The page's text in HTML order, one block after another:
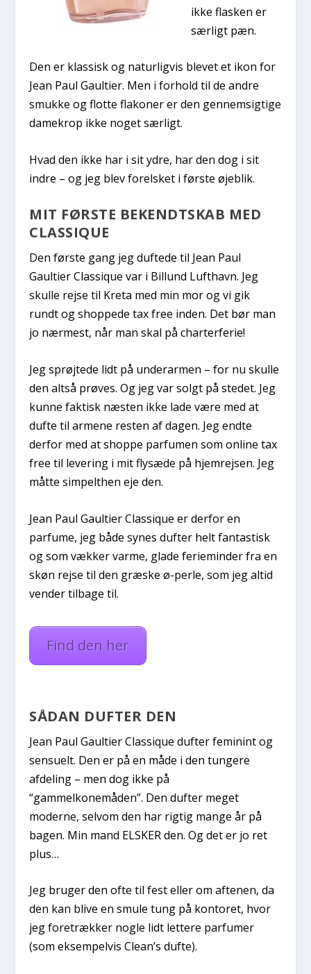
ikke flasken er
særligt pæn.
Den er klassisk og naturligvis blevet et ikon for
Jean Paul Gaultier. Men i forhold til de andre
smukke og flotte flakoner er den gennemsigtige
damekrop ikke noget særligt.
Hvad den ikke har i sit ydre, har den dog i sit
indre – og jeg blev forelsket i første øjeblik.
MIT FØRSTE BEKENDTSKAB MED
CLASSIQUE
Den første gang jeg duftede til Jean Paul
Gaultier Classique var i Billund Lufthavn. Jeg
skulle rejse til Kreta med min mor og vi gik
rundt og shoppede tax free inden. Det bør man
jo nærmest, når man skal på charterferie!
Jeg sprøjtede lidt på underarmen – for nu skulle
den altså prøves. Og jeg var solgt på stedet. Jeg
kunne faktisk næsten ikke lade være med at
dufte til armene resten af dagen. Jeg endte
derfor med at shoppe parfumen som online tax
free til levering i mit flysæde på hjemrejsen. Jeg
måtte simpelthen eje den.
Jean Paul Gaultier Classique er derfor en
parfume, jeg både synes dufter helt fantastisk
og som vækker varme, glade ferieminder fra en
skøn rejse til den græske ø-perle, som jeg altid
vender tilbage til.
Find den her
SÅDAN DUFTER DEN
Jean Paul Gaultier Classique dufter feminint og
sensuelt. Den er på en måde i den tungere
afdeling – men dog ikke på
“gammelkonemåden”. Den dufter meget
moderne, selvom den har rigtig mange år på
bagen. Min mand ELSKER den. Og det er jo ret
plus…
Jeg bruger den ofte til fest eller om aftenen, da
den kan blive en smule tung på kontoret, hvor
jeg foretrækker nogle lidt lettere parfumer
(som eksempelvis Clean’s dufte).